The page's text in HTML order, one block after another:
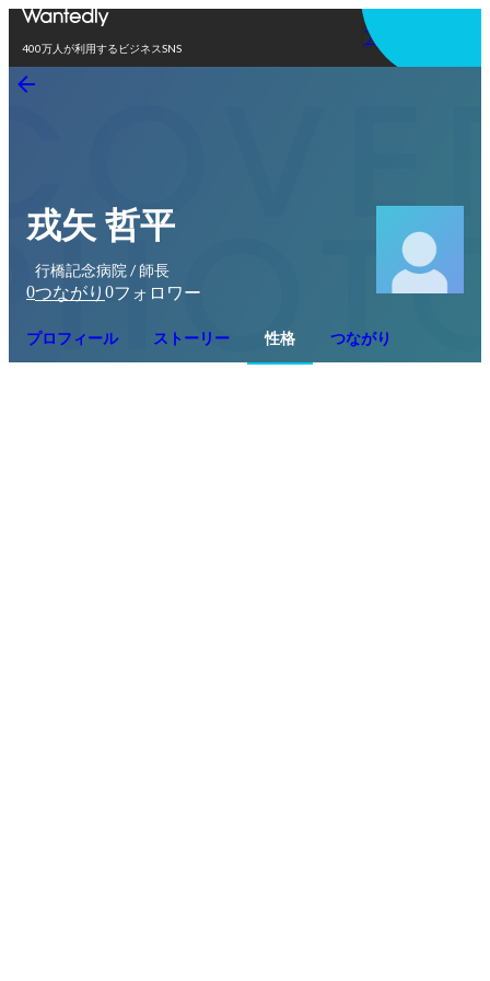
400万人が利用するビジネスSNS
アプリを使う
戎矢 哲平
行橋記念病院 / 師長
0つながり 0フォロワー
プロフィール ストーリー 性格 つながり